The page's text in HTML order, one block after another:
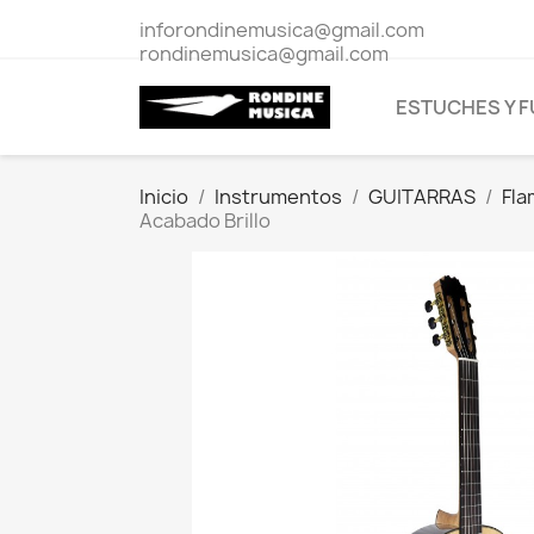
inforondinemusica@gmail.com
rondinemusica@gmail.com
ESTUCHES Y
Inicio Instrumentos GUITARRAS
Acabado Brillo